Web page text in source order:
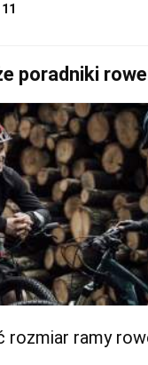
11
poradniki
rozmiar ramy